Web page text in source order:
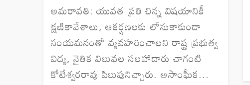
అమరావతి: యువత ప్రతి చిన్న విషయానికీ
క్షణికావేశాలు, ఆకర్షణలకు లోనుకాకుండా
సంయమనంతో వ్యవహరించాలని రాష్ట్ర ప్రభుత్వ
విద్య, నైతిక విలువల సలహాదారు చాగంటి
కోటేశ్వరరావు పిలుపునిచ్చారు. అసాంఘీక...